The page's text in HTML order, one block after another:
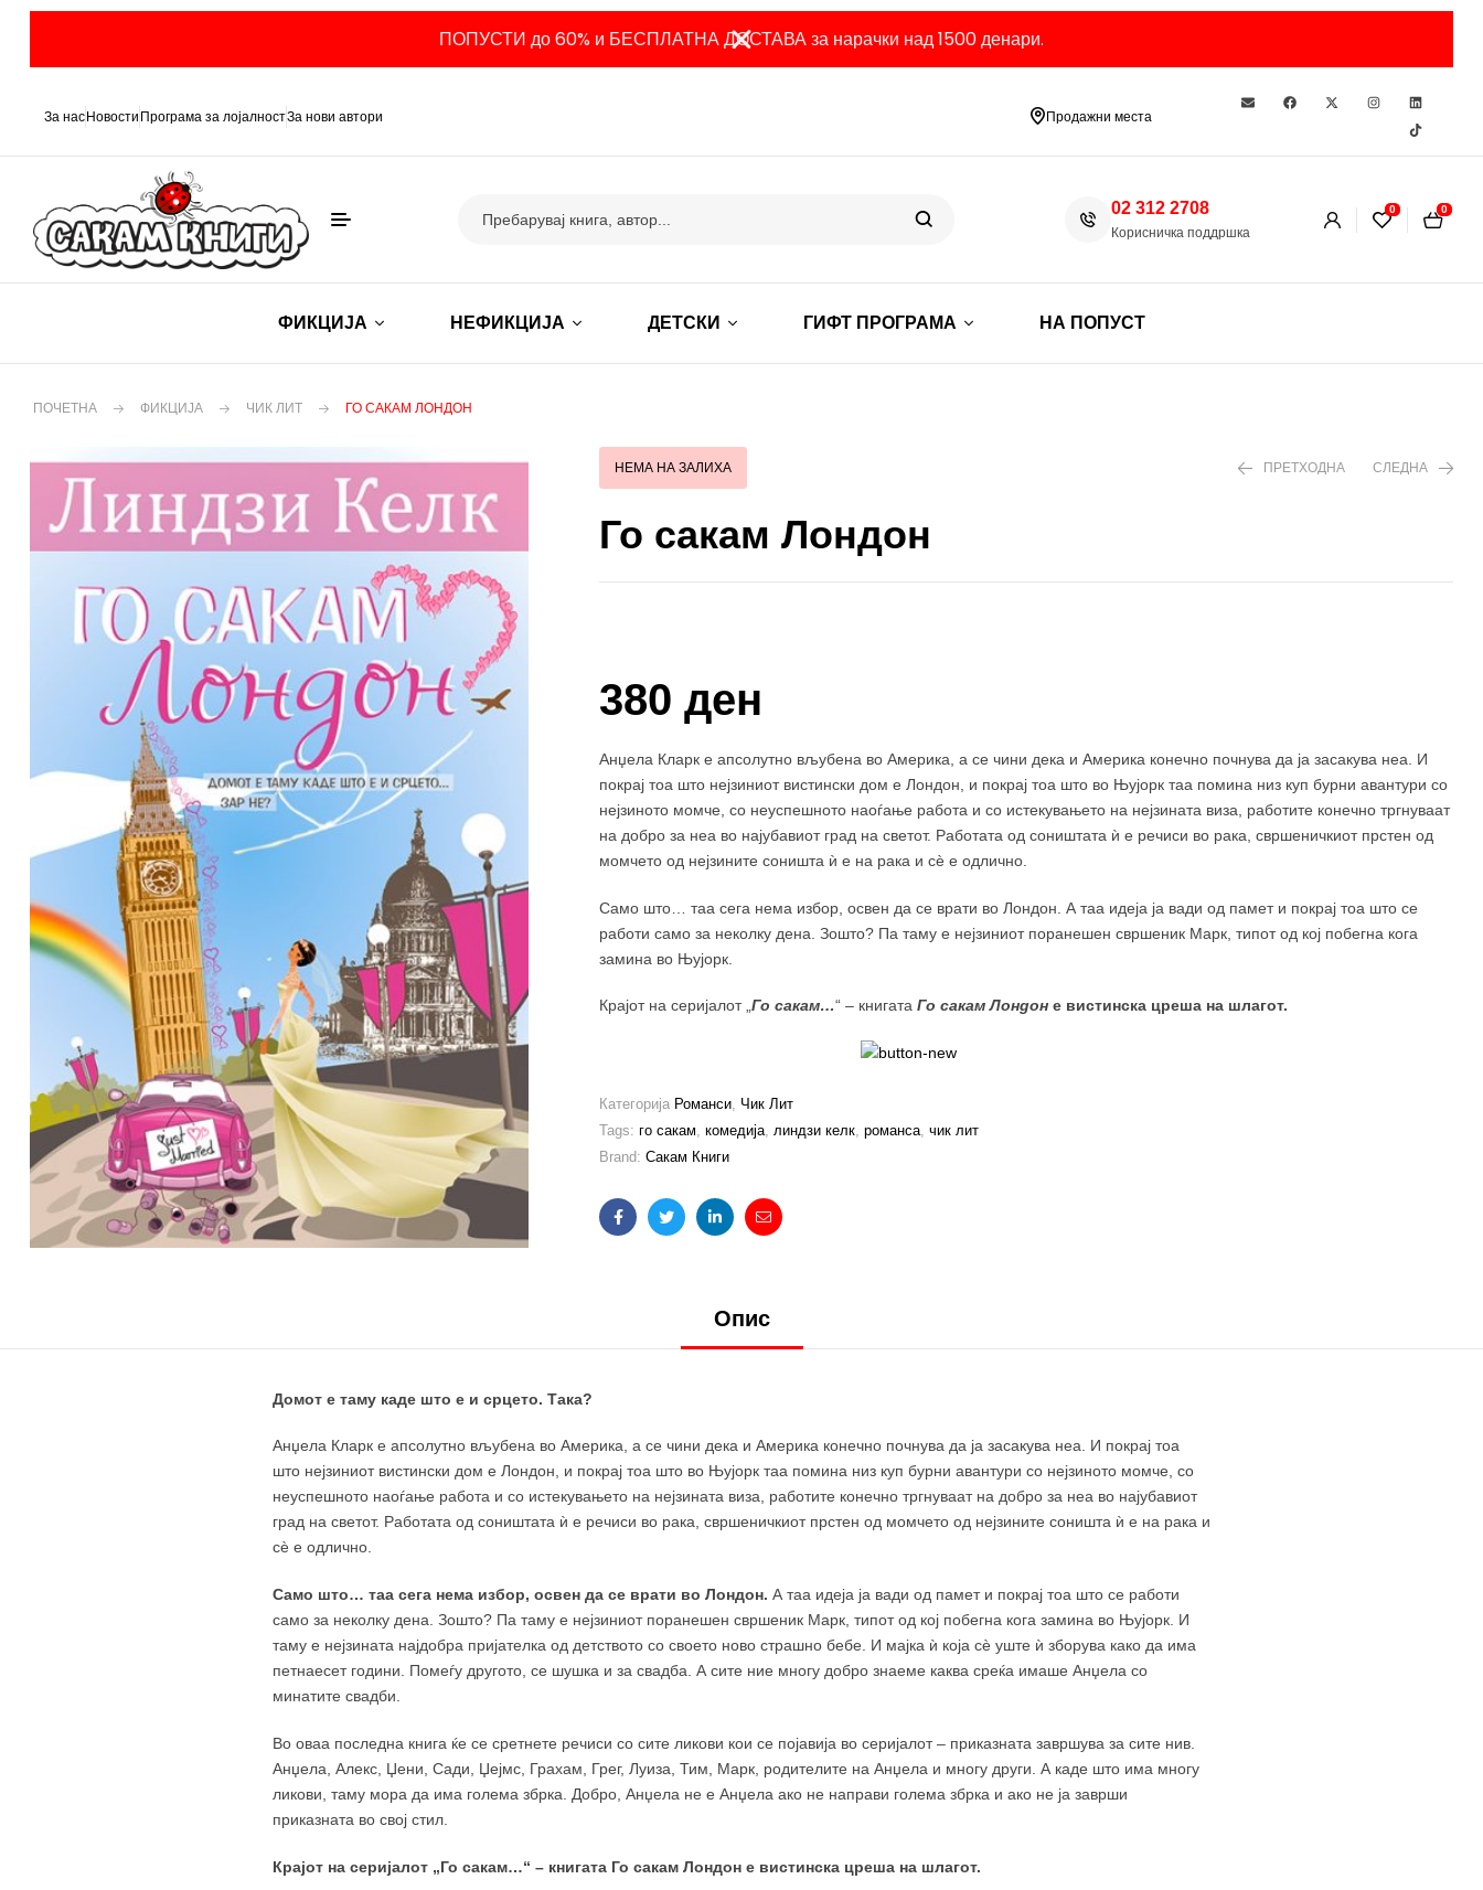
ПОПУСТИ до 60% и БЕСПЛАТНА ДОСТАВА за нарачки над 1500 денари.
За нас Новости Програма за лојалностЗа нови автори Продажни места
02 312 2708
Корисничка поддршка
0 0
ФИКЦИЈА НЕФИКЦИЈА ДЕТСКИ ГИФТ ПРОГРАМА НА ПОПУСТ
ПОЧЕТНА ФИКЦИЈА ЧИК ЛИТ ГО САКАМ ЛОНДОН
НЕМА НА ЗАЛИХА ПРЕТХОДНА СЛЕДНА
Го сакам Лондон
380 ден
Анџела Кларк е апсолутно вљубена во Америка, а се чини дека и Америка конечно почнува да ја засакува неа. И
покрај тоа што нејзиниот вистински дом е Лондон, и покрај тоа што во Њујорк таа помина низ куп бурни авантури со
нејзиното момче, со неуспешното наоѓање работа и со истекувањето на нејзината виза, работите конечно тргнуваат
на добро за неа во најубавиот град на светот. Работата од соништата ѝ е речиси во рака, свршеничкиот прстен од
момчето од нејзините соништа ѝ е на рака и сѐ е одлично.
Само што… таа сега нема избор, освен да се врати во Лондон. А таа идеја ја вади од памет и покрај тоа што се
работи само за неколку дена. Зошто? Па таму е нејзиниот поранешен свршеник Марк, типот од кој побегна кога
замина во Њујорк.
Крајот на серијалот „Го сакам…“ – книгата Го сакам Лондон е вистинска цреша на шлагот.
Категорија Романси, Чик Лит
Tags: го сакам, комедија, линдзи келк, романса, чик лит
Brand: Сакам Книги
FacebookTwitterLinkedinEmail
Опис
Домот е таму каде што е и срцето. Така?
Анџела Кларк е апсолутно вљубена во Америка, а се чини дека и Америка конечно почнува да ја засакува неа. И покрај тоа
што нејзиниот вистински дом е Лондон, и покрај тоа што во Њујорк таа помина низ куп бурни авантури со нејзиното момче, со
неуспешното наоѓање работа и со истекувањето на нејзината виза, работите конечно тргнуваат на добро за неа во најубавиот
град на светот. Работата од соништата ѝ е речиси во рака, свршеничкиот прстен од момчето од нејзините соништа ѝ е на рака и
сѐ е одлично.
Само што… таа сега нема избор, освен да се врати во Лондон. А таа идеја ја вади од памет и покрај тоа што се работи
само за неколку дена. Зошто? Па таму е нејзиниот поранешен свршеник Марк, типот од кој побегна кога замина во Њујорк. И
таму е нејзината најдобра пријателка од детството со своето ново страшно бебе. И мајка ѝ која сѐ уште ѝ зборува како да има
петнаесет години. Помеѓу другото, се шушка и за свадба. А сите ние многу добро знаеме каква среќа имаше Анџела со
минатите свадби.
Во оваа последна книга ќе се сретнете речиси со сите ликови кои се појавија во серијалот – приказната завршува за сите нив.
Анџела, Алекс, Џени, Сади, Џејмс, Грахам, Грег, Луиза, Тим, Марк, родителите на Анџела и многу други. А каде што има многу
ликови, таму мора да има голема збрка. Добро, Анџела не е Анџела ако не направи голема збрка и ако не ја заврши
приказната во свој стил.
Крајот на серијалот „Го сакам…“ – книгата Го сакам Лондон е вистинска цреша на шлагот.